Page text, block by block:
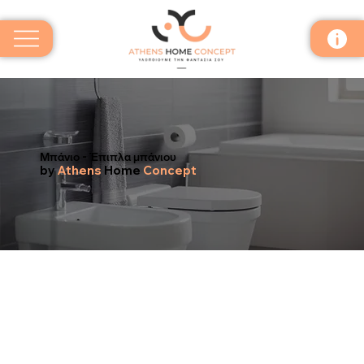
Μπάνιο - Έπιπλα μπάνιου
byAthens Home Concept